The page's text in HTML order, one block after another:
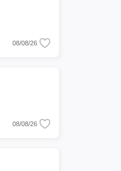
08/08/26
08/08/26